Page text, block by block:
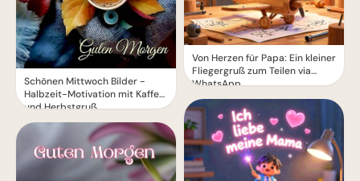
Schönen Mittwoch Bilder -
Halbzeit-Motivation mit Kaffee
und Herbstgruß
Von Herzen für Papa: Ein kleiner
Fliegergruß zum Teilen via
WhatsApp